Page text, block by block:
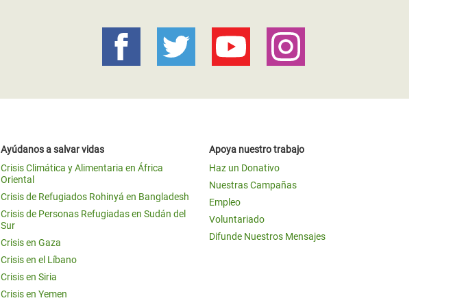
Ayúdanos a salvar vidas
Crisis Climática y Alimentaria en África
Oriental
Crisis de Refugiados Rohinyá en Bangladesh
Crisis de Personas Refugiadas en Sudán del
Sur
Crisis en Gaza
Crisis en el Líbano
Crisis en Siria
Crisis en Yemen
Apoya nuestro trabajo
Haz un Donativo
Nuestras Campañas
Empleo
Voluntariado
Difunde Nuestros Mensajes